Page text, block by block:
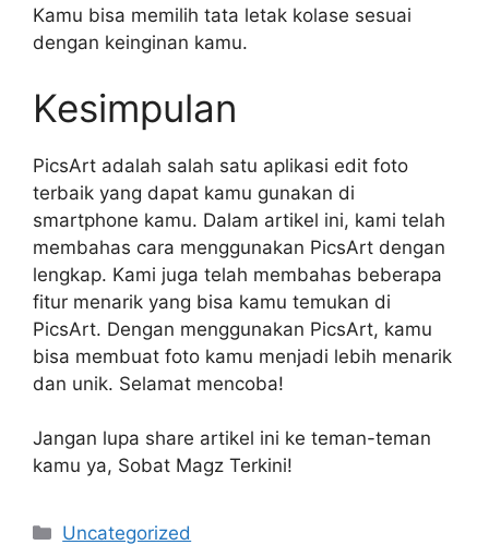
Kamu bisa memilih tata letak kolase sesuai
dengan keinginan kamu.
Kesimpulan
PicsArt adalah salah satu aplikasi edit foto
terbaik yang dapat kamu gunakan di
smartphone kamu. Dalam artikel ini, kami telah
membahas cara menggunakan PicsArt dengan
lengkap. Kami juga telah membahas beberapa
fitur menarik yang bisa kamu temukan di
PicsArt. Dengan menggunakan PicsArt, kamu
bisa membuat foto kamu menjadi lebih menarik
dan unik. Selamat mencoba!
Jangan lupa share artikel ini ke teman-teman
kamu ya, Sobat Magz Terkini!
Categories
Uncategorized